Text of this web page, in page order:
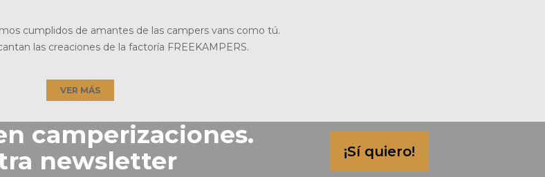
cumplidos de amantes de las campers vans como tú.
las creaciones de la factoría FREEKAMPERS.
VER MÁS
camperizaciones.
newsletter
¡Sí quiero!